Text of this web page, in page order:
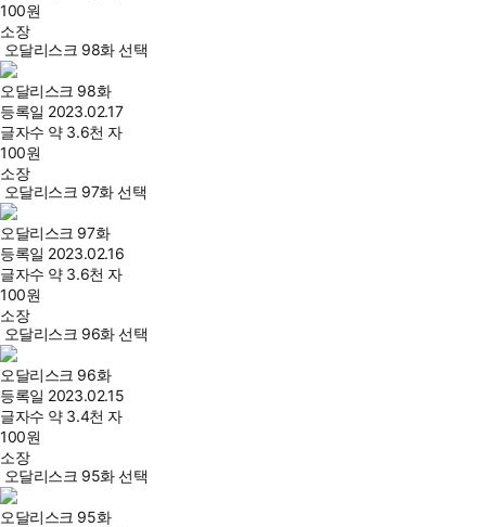
100원
소장
오달리스크 98화 선택
오달리스크 98화
등록일 2023.02.17
글자수 약 3.6천 자
100원
소장
오달리스크 97화 선택
오달리스크 97화
등록일 2023.02.16
글자수 약 3.6천 자
100원
소장
오달리스크 96화 선택
오달리스크 96화
등록일 2023.02.15
글자수 약 3.4천 자
100원
소장
오달리스크 95화 선택
오달리스크 95화